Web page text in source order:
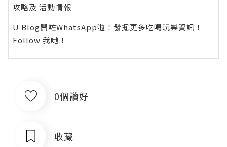
攻略及 活動情報
U Blog開咗WhatsApp啦！發掘更多吃喝玩樂資訊！
Follow 我哋 ！
0個讚好
收藏